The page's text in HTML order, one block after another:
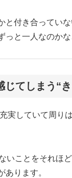
付き合ってい
っと一人なのか
てしまう“
実していて周り
いことをそれほ
あります。